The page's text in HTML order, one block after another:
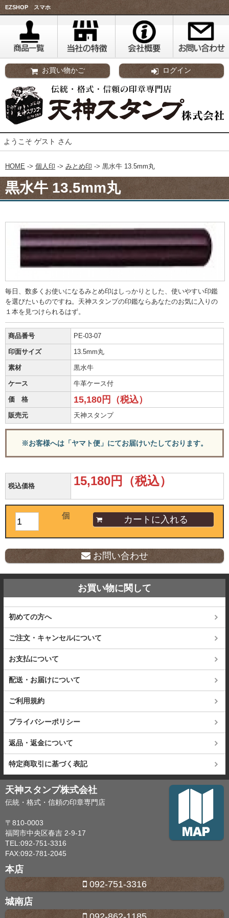
EZSHOP スマホ
お買い物かご ログイン
ようこそ ゲスト さん
HOME -> 個人印 -> みとめ印 -> 黒水牛 13.5mm丸
黒水牛 13.5mm丸
毎日、数多くお使いになるみとめ印はしっかりとした、使いやすい印鑑
を選びたいものですね。天神スタンプの印鑑ならあなたのお気に入りの
１本を見つけられるはず。
商品番号 PE-03-07
印面サイズ 13.5mm丸
素材 黒水牛
ケース 牛革ケース付
価 格 15,180円（税込）
販売元 天神スタンプ
※お客様へは「ヤマト便」にてお届けいたしております。
税込価格 15,180円（税込）
個
お問い合わせ
お買い物に関して
初めての方へ
ご注文・キャンセルについて
お支払について
配送・お届けについて
ご利用規約
プライバシーポリシー
返品・返金について
特定商取引に基づく表記
天神スタンプ株式会社
伝統・格式・信頼の印章専門店
〒810-0003
福岡市中央区春吉 2-9-17
TEL:092-751-3316
FAX:092-781-2045
本店
092-751-3316
城南店